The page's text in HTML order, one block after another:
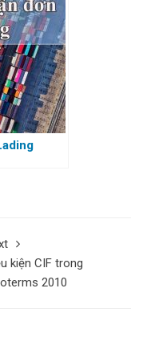
kiện CIF trong
2010